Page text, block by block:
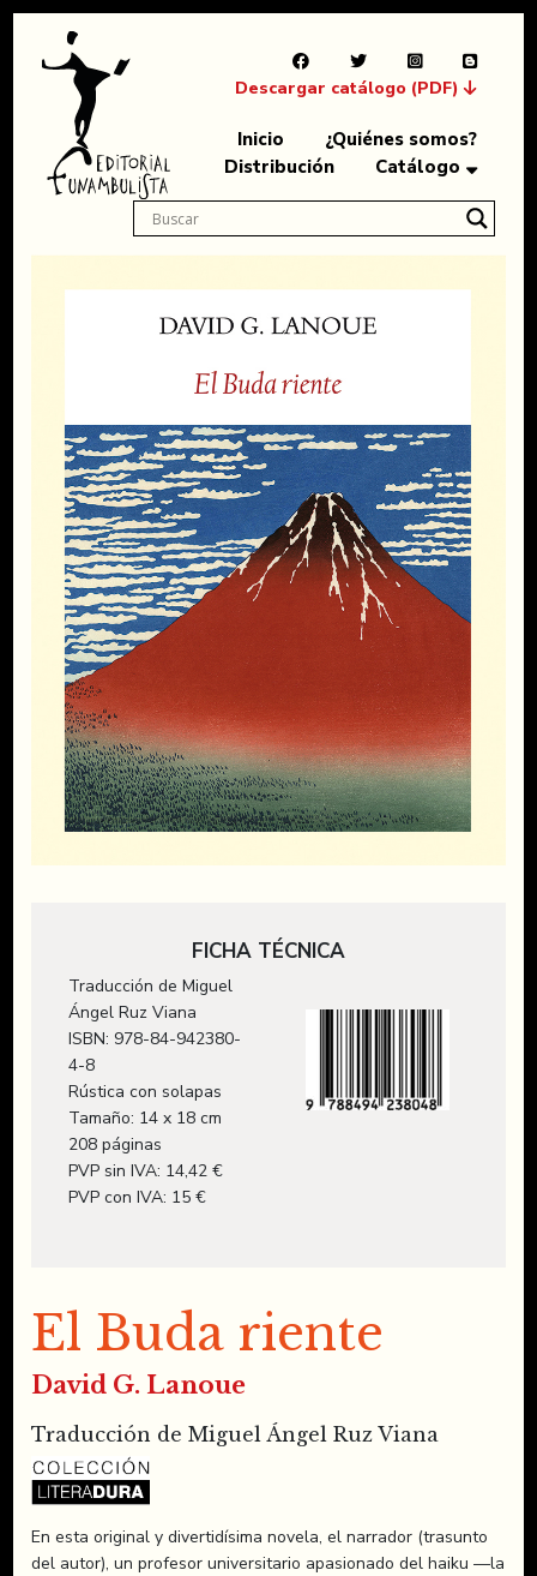
Descargar catálogo (PDF)
Inicio
¿Quiénes somos?
Distribución
Catálogo
FICHA TÉCNICA
Traducción de Miguel
Ángel Ruz Viana
ISBN: 978-84-942380-
4-8
Rústica con solapas
Tamaño: 14 x 18 cm
208 páginas
PVP sin IVA: 14,42 €
PVP con IVA: 15 €
El Buda riente
David G. Lanoue
Traducción de Miguel Ángel Ruz Viana
En esta original y divertidísima novela, el narrador (trasunto
del autor), un profesor universitario apasionado del haiku —la